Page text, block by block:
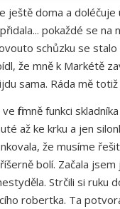
ještě doma a
pokaždé se na
schůzku se stalo
že mně k
sama. Ráda mě totiž
firmně funkci
až ke krku a jen
že musíme
bolí. Začala
Strčili si ruku
robertka. Ta